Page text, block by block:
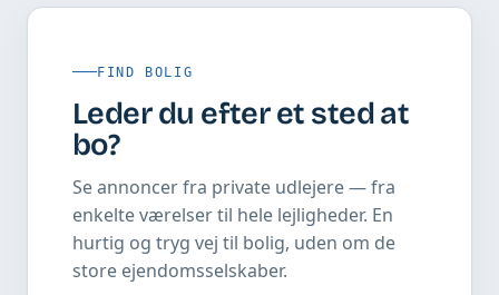
FIND BOLIG
Leder du efter et sted at
bo?
Se annoncer fra private udlejere — fra
enkelte værelser til hele lejligheder. En
hurtig og tryg vej til bolig, uden om de
store ejendomsselskaber.